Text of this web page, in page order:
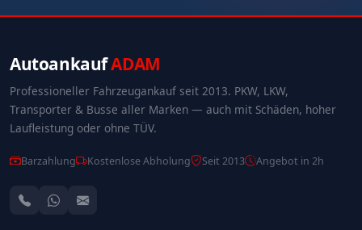
AutoankaufADAM
Professioneller Fahrzeugankauf seit 2013. PKW, LKW,
Transporter & Busse aller Marken — auch mit Schäden, hoher
Laufleistung oder ohne TÜV.
Barzahlung Kostenlose Abholung Seit 2013 Angebot in 2h